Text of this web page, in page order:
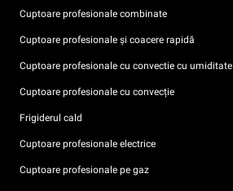
Cuptoare profesionale combinate
Cuptoare profesionale și coacere rapidă
Cuptoare profesionale cu convectie cu umiditate
Cuptoare profesionale cu convecție
Frigiderul cald
Cuptoare profesionale electrice
Cuptoare profesionale pe gaz